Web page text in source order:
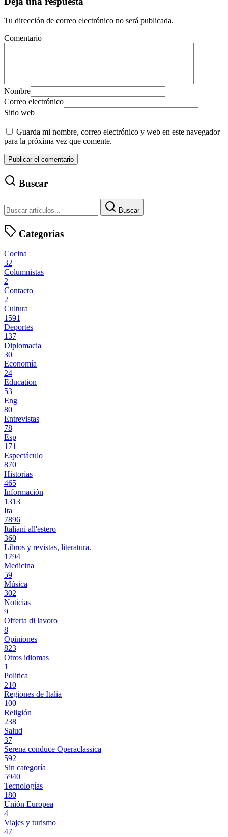
Tu dirección de correo electrónico no será publicada.
Comentario
Nombre
Correo electrónico
Sitio web
Guarda mi nombre, correo electrónico y web en este navegador
para la próxima vez que comente.
Buscar
Buscar
Categorías
Cocina
32
Columnistas
2
Contacto
2
Cultura
1591
Deportes
137
Diplomacia
30
Economía
24
Education
53
Eng
80
Entrevistas
78
Esp
171
Espectáculo
870
Historias
465
Información
1313
Ita
7896
Italiani all'estero
360
Libros y revistas, literatura.
1794
Medicina
59
Música
302
Noticias
9
Offerta di lavoro
8
Opiniones
823
Otros idiomas
1
Politica
210
Regiones de Italia
100
Religión
238
Salud
37
Serena conduce Operaclassica
592
Sin categoría
5940
Tecnologías
180
Unión Europea
4
Viajes y turismo
47